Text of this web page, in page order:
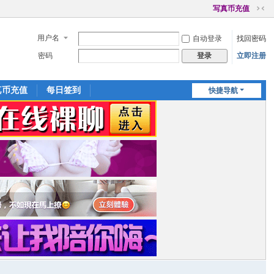
写真币充值
切
到
窄
用户名 自动登录
找回密码
密码
登录 立即注册
快捷导航
币充值 每日签到